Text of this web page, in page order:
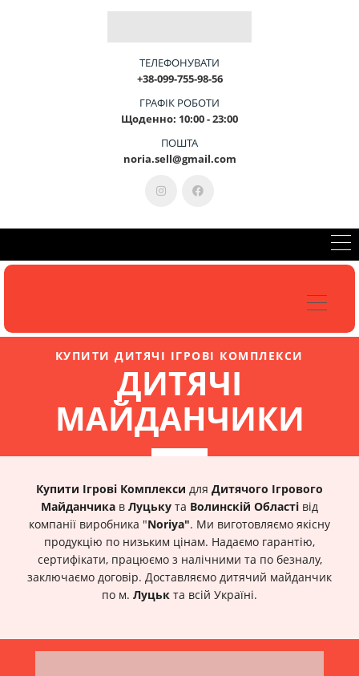
АГОУСТРІ
ЦЕМИ
КОНСУЛЬТАЦІЯ 099-755-98-56
ТЕЛЕФОНУВАТИ
+38-099-755-98-56
ГРАФІК РОБОТИ
Щоденно: 10:00 - 23:00
ПОШТА
noria.sell@gmail.com
КУПИТИ ДИТЯЧІ ІГРОВІ КОМПЛЕКСИ
ДИТЯЧІ
МАЙДАНЧИКИ
Купити Ігрові Комплекси для Дитячого Ігрового
Майданчика в Луцьку та Волинскій Області від
компанії виробника "Noriya". Ми виготовляємо якісну
продукцію по низьким цінам. Надаємо гарантію,
сертифікати, працюємо з налічними та по безналу,
заключаємо договір. Доставляємо дитячий майданчик
по м. Луцьк та всій Україні.